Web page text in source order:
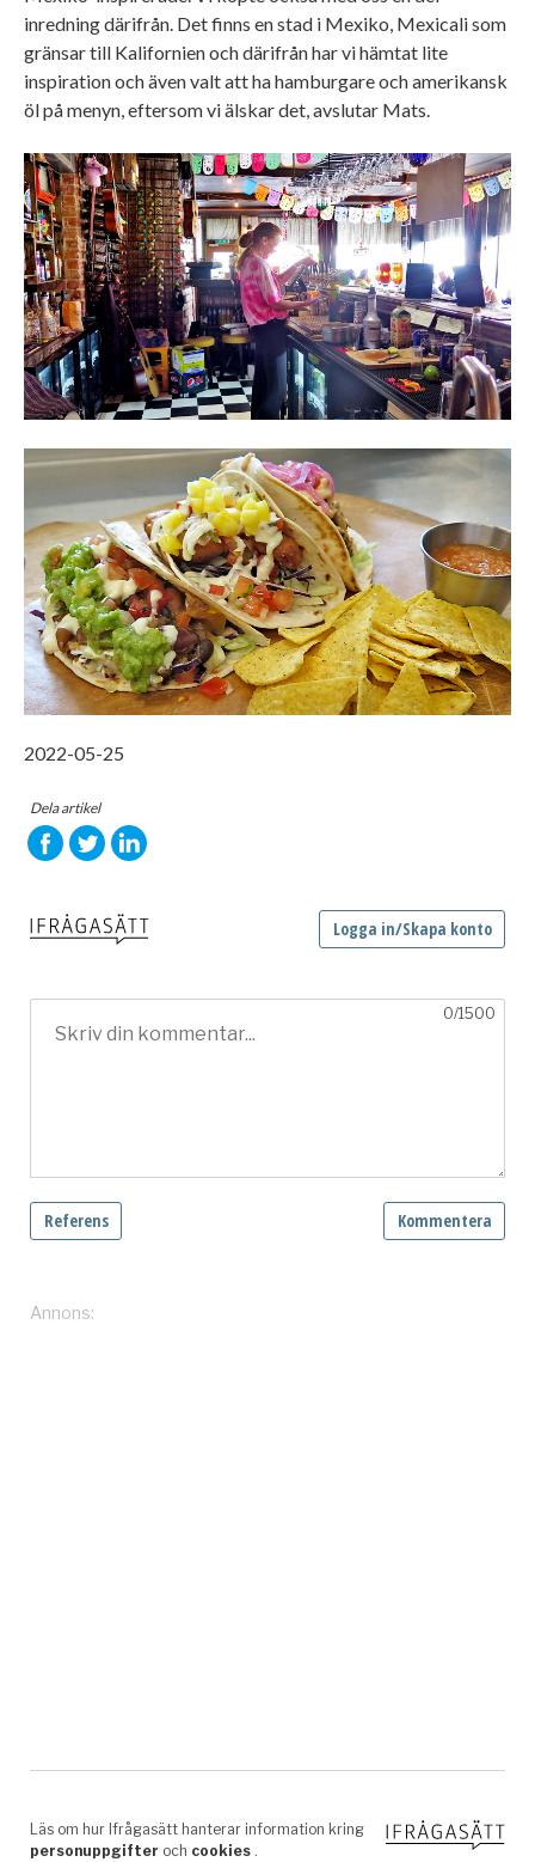
inredning därifrån. Det finns en stad i Mexiko, Mexicali som
gränsar till Kalifornien och därifrån har vi hämtat lite
inspiration och även valt att ha hamburgare och amerikansk
öl på menyn, eftersom vi älskar det, avslutar Mats.
2022-05-25
Dela artikel